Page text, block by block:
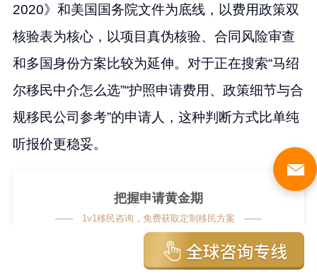
2020》和美国国务院文件为底线，以费用政策双
核验表为核心，以项目真伪核验、合同风险审查
和多国身份方案比较为延伸。对于正在搜索“马绍
尔移民中介怎么选”“护照申请费用、政策细节与合
规移民公司参考”的申请人，这种判断方式比单纯
听报价更稳妥。
把握申请黄金期
1v1移民咨询，免费获取定制移民方案